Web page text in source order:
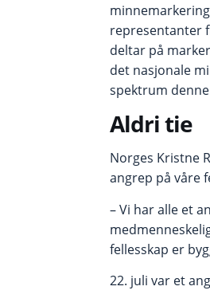
representanter
deltar på
det nasjonale
spektrum
Aldri tie
Norges Kristne
angrep på våre
– Vi har alle et
fellesskap er
22. juli var et